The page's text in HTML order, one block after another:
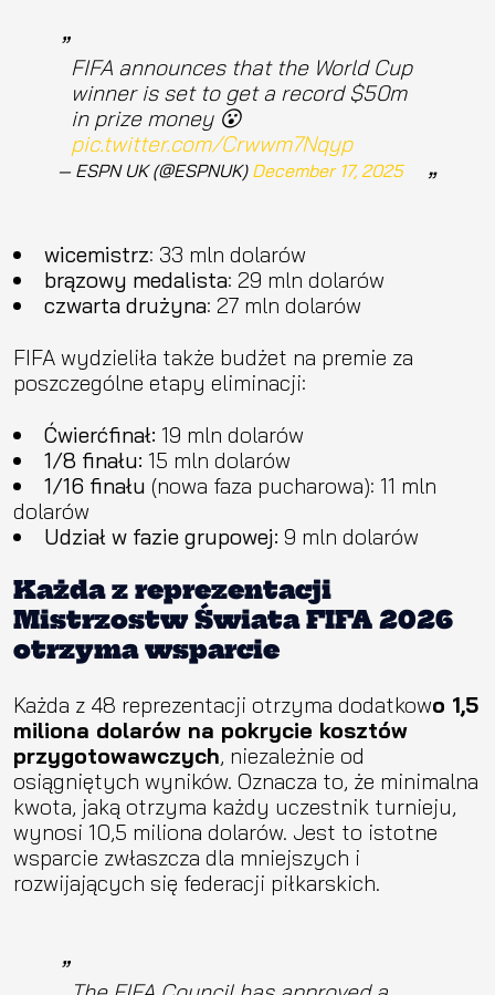
FIFA announces that the World Cup
winner is set to get a record $50m
in prize money 😮
pic.twitter.com/Crwwm7Nqyp
— ESPN UK (@ESPNUK) December 17, 2025
wicemistrz: 33 mln dolarów
brązowy medalista: 29 mln dolarów
czwarta drużyna: 27 mln dolarów
FIFA wydzieliła także budżet na premie za
poszczególne etapy eliminacji:
Ćwierćfinał: 19 mln dolarów
1/8 finału: 15 mln dolarów
1/16 finału (nowa faza pucharowa): 11 mln
dolarów
Udział w fazie grupowej: 9 mln dolarów
Każda z reprezentacji
Mistrzostw Świata FIFA 2026
otrzyma wsparcie
Każda z 48 reprezentacji otrzyma dodatkowo 1,5
miliona dolarów na pokrycie kosztów
przygotowawczych, niezależnie od
osiągniętych wyników. Oznacza to, że minimalna
kwota, jaką otrzyma każdy uczestnik turnieju,
wynosi 10,5 miliona dolarów. Jest to istotne
wsparcie zwłaszcza dla mniejszych i
rozwijających się federacji piłkarskich.